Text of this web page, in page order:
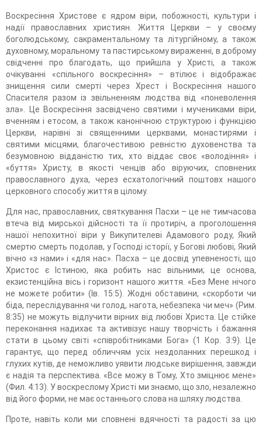
Воскресіння Христове є ядром віри, побожності, культури і
надії православних християн. Життя Церкви – у своєму
боголюдському, сакраментальному та літургійному, а також
духовному, моральному та пастирському вираженні, в доброму
свідченні про благодать, що прийшла у Христі, а також
очікуванні «спільного воскресіння» – втілює і відображає
знищення сили смерті через Хрест і Воскресіння нашого
Спасителя разом із звільненням людства від «поневолення
зла». Це Воскресіння засвідчено святими і мучениками віри,
вченням і етосом, а також канонічною структурою і функцією
Церкви, нарівні зі священними церквами, монастирями і
святими місцями, благочестивою ревністю духовенства та
безумовною відданістю тих, хто віддає своє «володіння» і
«буття» Христу, в якості ченців або віруючих, сповнених
православного духа, через есхатологічний поштовх нашого
церковного способу життя в цілому.
Для нас, православних, святкування Пасхи – це не тимчасова
втеча від мирської дійсності та її протиріч, а проголошення
нашої непохитної віри у Викупителеві Адамового роду, Який
смертю смерть подолав, у Господі історії, у Богові любові, Який
вічно «з нами» і «для нас». Пасха – це досвід упевненості, що
Христос є Істиною, яка робить нас вільними; це основа,
екзистенційна вісь і горизонт нашого життя. «Без Мене нічого
не можете робити» (Ів. 15:5). Жодні обставини, «скорботи чи
біда, переслідування чи голод, нагота, небезпека чи меч» (Рим.
8:35) не можуть відлучити вірних від любові Христа. Це стійке
переконання надихає та активізує нашу творчість і бажання
стати в цьому світі «співробітниками Бога» (1 Кор. 3:9). Це
гарантує, що перед обличчям усіх нездоланних перешкод і
глухих кутів, де неможливо уявити людське вирішення, завжди
є надія та перспектива. «Все можу в Тому, Хто зміцнює мене»
(Фил. 4:13). У воскреслому Христі ми знаємо, що зло, незалежно
від його форми, не має останнього слова на шляху людства.
Проте, навіть коли ми сповнені вдячності та радості за цю